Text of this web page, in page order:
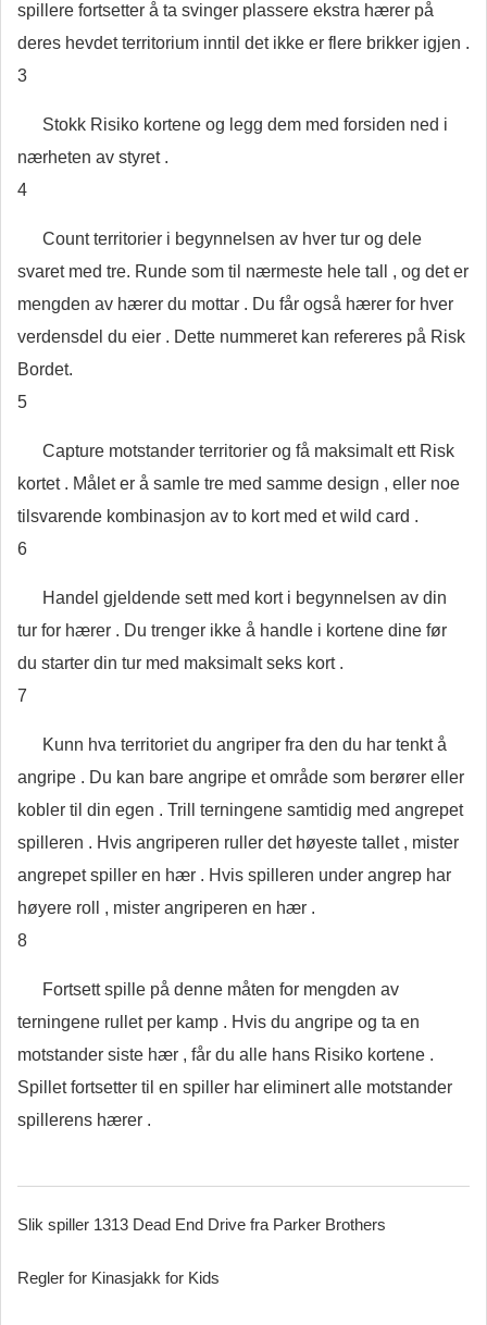
spillere fortsetter å ta svinger plassere ekstra hærer på
deres hevdet territorium inntil det ikke er flere brikker igjen .
3
Stokk Risiko kortene og legg dem med forsiden ned i
nærheten av styret .
4
Count territorier i begynnelsen av hver tur og dele
svaret med tre. Runde som til nærmeste hele tall , og det er
mengden av hærer du mottar . Du får også hærer for hver
verdensdel du eier . Dette nummeret kan refereres på Risk
Bordet.
5
Capture motstander territorier og få maksimalt ett Risk
kortet . Målet er å samle tre med samme design , eller noe
tilsvarende kombinasjon av to kort med et wild card .
6
Handel gjeldende sett med kort i begynnelsen av din
tur for hærer . Du trenger ikke å handle i kortene dine før
du starter din tur med maksimalt seks kort .
7
Kunn hva territoriet du angriper fra den du har tenkt å
angripe . Du kan bare angripe et område som berører eller
kobler til din egen . Trill terningene samtidig med angrepet
spilleren . Hvis angriperen ruller det høyeste tallet , mister
angrepet spiller en hær . Hvis spilleren under angrep har
høyere roll , mister angriperen en hær .
8
Fortsett spille på denne måten for mengden av
terningene rullet per kamp . Hvis du angripe og ta en
motstander siste hær , får du alle hans Risiko kortene .
Spillet fortsetter til en spiller har eliminert alle motstander
spillerens hærer .
Slik spiller 1313 Dead End Drive fra Parker Brothers
Regler for Kinasjakk for Kids